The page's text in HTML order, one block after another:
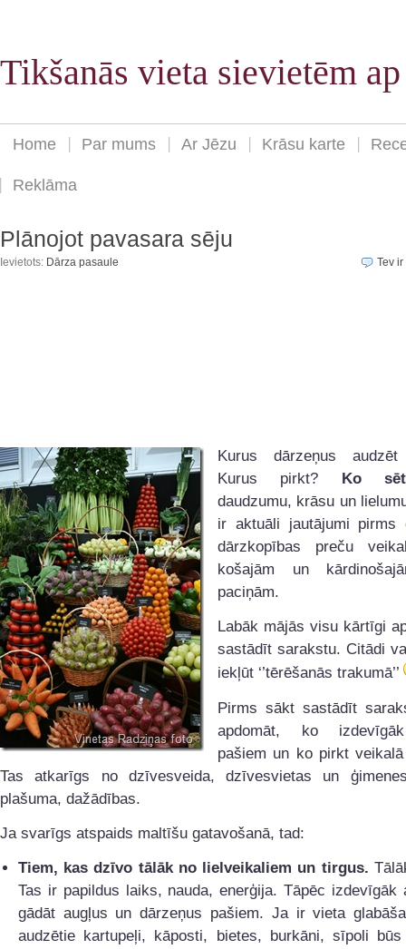
Tikšanās vieta sievietēm
Home Par mums Ar Jēzu Krāsu karte
Reklāma
Plānojot pavasara sēju
Ievietots: Dārza pasaule Tev ir
Kurus dārzeņus audzēt
Kurus pirkt?
Ko sēt
daudzumu, krāsu un
ir aktuāli jautājumi pirms
dārzkopības preču
košajām un
paciņām.
Labāk mājās visu kārtīgi
sastādīt sarakstu. Citādi
iekļūt ‘’tērēšanās trakumā’’
Pirms sākt sastādīt
apdomāt, ko
pašiem un ko pirkt
Tas atkarīgs no dzīvesveida, dzīvesvietas un
plašuma, dažādības.
Ja svarīgs atspaids maltīšu gatavošanā, tad:
Tiem, kas dzīvo tālāk no lielveikaliem un tirgus.
Tas ir papildus laiks, nauda, enerģija. Tāpēc izdevīgāk
gādāt augļus un dārzeņus pašiem. Ja ir vieta
audzētie kartupeļi, kāposti, bietes, burkāni, sīpoli